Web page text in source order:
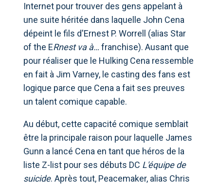
Internet pour trouver des gens appelant à
une suite héritée dans laquelle John Cena
dépeint le fils d'Ernest P. Worrell (alias Star
of the ERnest va à… franchise). Ausant que
pour réaliser que le Hulking Cena ressemble
en fait à Jim Varney, le casting des fans est
logique parce que Cena a fait ses preuves
un talent comique capable.
Au début, cette capacité comique semblait
être la principale raison pour laquelle James
Gunn a lancé Cena en tant que héros de la
liste Z-list pour ses débuts DC L'équipe de
suicide. Après tout, Peacemaker, alias Chris